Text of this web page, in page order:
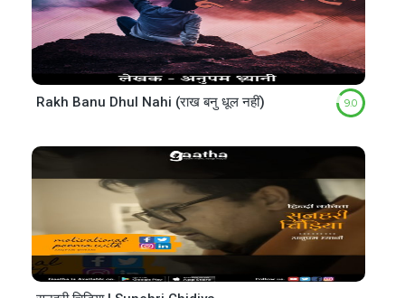
Rakh Banu Dhul Nahi (राख बनु धूल नहीं) 9.0